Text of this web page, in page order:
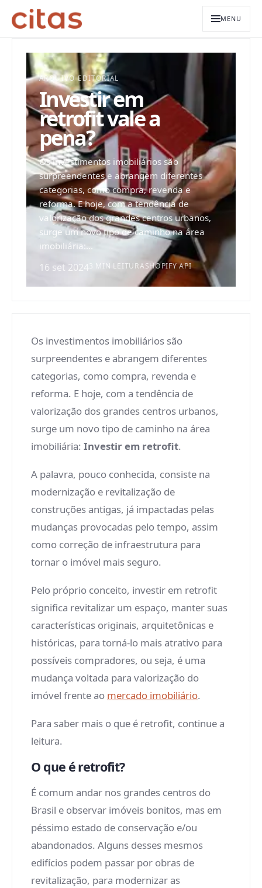
MENU
ARQUIVO EDITORIAL
Investir em
retrofit vale a
pena?
Os investimentos imobiliários são
surpreendentes e abrangem diferentes
categorias, como compra, revenda e
reforma. E hoje, com a tendência de
valorização dos grandes centros urbanos,
surge um novo tipo de caminho na área
imobiliária:...
16 set 20243 MIN LEITURASHOPIFY API
Os investimentos imobiliários são
surpreendentes e abrangem diferentes
categorias, como compra, revenda e
reforma. E hoje, com a tendência de
valorização dos grandes centros urbanos,
surge um novo tipo de caminho na área
imobiliária: Investir em retrofit.
A palavra, pouco conhecida, consiste na
modernização e revitalização de
construções antigas, já impactadas pelas
mudanças provocadas pelo tempo, assim
como correção de infraestrutura para
tornar o imóvel mais seguro.
Pelo próprio conceito, investir em retrofit
significa revitalizar um espaço, manter suas
características originais, arquitetônicas e
históricas, para torná-lo mais atrativo para
possíveis compradores, ou seja, é uma
mudança voltada para valorização do
imóvel frente ao mercado imobiliário.
Para saber mais o que é retrofit, continue a
leitura.
O que é retrofit?
É comum andar nos grandes centros do
Brasil e observar imóveis bonitos, mas em
péssimo estado de conservação e/ou
abandonados. Alguns desses mesmos
edifícios podem passar por obras de
revitalização, para modernizar as